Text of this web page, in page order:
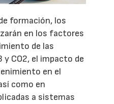
formación, los
en los factores
de las
CO2, el impacto de
en el
como en
a sistemas